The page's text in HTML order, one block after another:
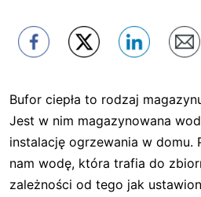
Bufor ciepła to rodzaj
Jest w nim magazynowana
instalację ogrzewania w domu.
nam wodę, która trafia do
zależności od tego jak